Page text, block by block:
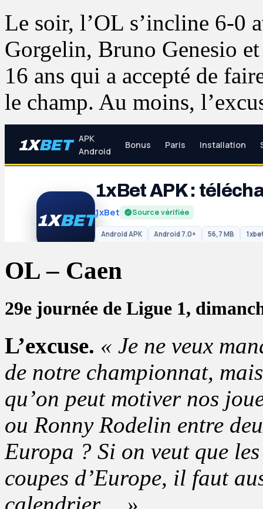
Le soir, l’OL s’incline 6-0
Gorgelin, Bruno Genesio
16 ans qui a accepté de
le champ. Au moins,
OL – Caen
29e journée de Ligue 1,
L’excuse. « Je ne veux
de notre championnat,
qu’on peut motiver nos
ou Ronny Rodelin entre
Europa ? Si on veut que
coupes d’Europe, il faut
calendrier… »